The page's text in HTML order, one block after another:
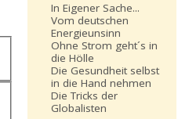
In Eigener Sache...
Vom deutschen
Energieunsinn
Ohne Strom geht´s in
die Hölle
Die Gesundheit selbst
in die Hand nehmen
Die Tricks der
Globalisten